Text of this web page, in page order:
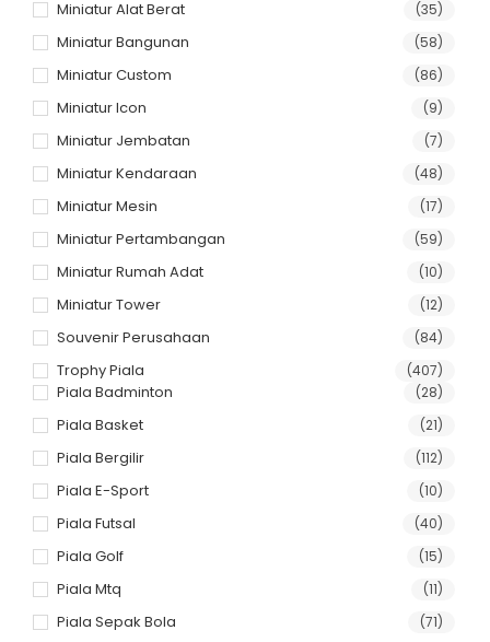
Miniatur Alat Berat (35)
Miniatur Bangunan (58)
Miniatur Custom (86)
Miniatur Icon (9)
Miniatur Jembatan (7)
Miniatur Kendaraan (48)
Miniatur Mesin (17)
Miniatur Pertambangan (59)
Miniatur Rumah Adat (10)
Miniatur Tower (12)
Souvenir Perusahaan (84)
Trophy Piala (407)
Piala Badminton (28)
Piala Basket (21)
Piala Bergilir (112)
Piala E-Sport (10)
Piala Futsal (40)
Piala Golf (15)
Piala Mtq (11)
Piala Sepak Bola (71)